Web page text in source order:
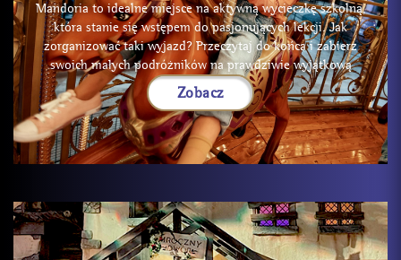
Mandoria to idealne miejsce na aktywną wycieczkę szkolną,
która stanie się wstępem do pasjonujących lekcji. Jak
zorganizować taki wyjazd? Przeczytaj do końca i zabierz
swoich małych podróżników na prawdziwie wyjątkową
Zobacz